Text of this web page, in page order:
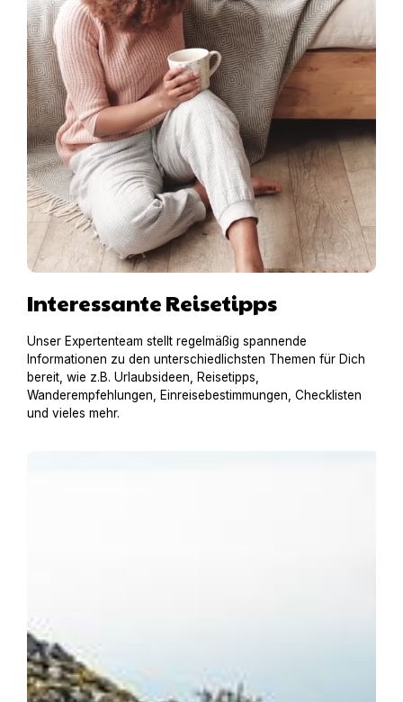
Interessante Reisetipps
Unser Expertenteam stellt regelmäßig spannende
Informationen zu den unterschiedlichsten Themen für Dich
bereit, wie z.B. Urlaubsideen, Reisetipps,
Wanderempfehlungen, Einreisebestimmungen, Checklisten
und vieles mehr.